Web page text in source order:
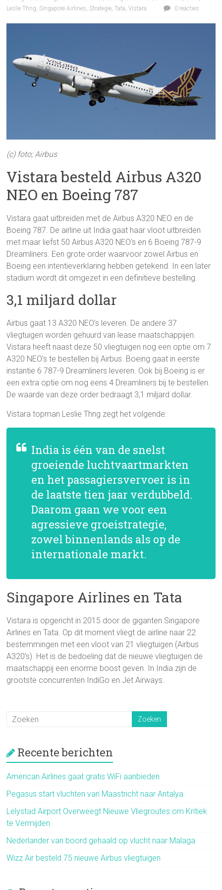
Leslie Thng, Singapore Airlines, Strategie,Tata,Vistara 0 reacties
(c) foto; Airbus
Vistara besteld Airbus A320
NEO en Boeing 787
Vistara gaat uitbreiden met de Airbus A320 NEO en de
Boeing 787. De airline uit India gaat haar vloot uitbreiden
met maar liefst 50 Airbus A320 NEO’s en 6 Boeing 787-9
Dreamliners. Een grote order waarvoor zowel Airbus en
Boeing een intentieverklaring hebben getekend. In een later
stadium wordt dit omgezet in een definitieve bestelling.
3,1 miljard dollar
Airbus gaat 13 A320 NEO’s leveren. De andere 37
vliegtuigen worden gehuurd van lease maatschappijen.
Vistara heeft naast deze 50 vliegtuigen nog een optie om 7
A320 NEO’s te bestellen bij Airbus. Boeing gaat in eerste
instantie 6 787-9 Dreamliners leveren. Ook bij Boeing is er
een extra optie om nog eens 4 Dreamliners bij te bestellen.
De waarde van deze order bedraagt 3,1 miljard dollar.
Vistara topman Leslie Thng zegt het volgende:
India is één van de snelst
groeiende luchtvaartmarkten
en het passagiersvervoer is in
de laatste tien jaar verdubbeld.
Daarom gaan we voor een
agressieve groeistrategie,
zowel binnenlands als op de
internationale markt.
Singapore Airlines en Tata
Vistara is opgericht in 2015 door de giganten Singapore
Airlines en Tata. Op dit moment vliegt de airline naar 22
bestemmingen met een vloot van 21 vliegtuigen (Airbus
A320’s). Het is de bedoeling dat de nieuwe vliegtuigen de
maatschappij een enorme boost geven. In India zijn de
grootste concurrenten IndiGo en Jet Airways.
Recente berichten
American Airlines gaat gratis WiFi aanbieden
Pegasus start vluchten van Maastricht naar Antalya
Lelystad Airport Overweegt Nieuwe Vliegroutes om Kritiek
te Vermijden
Nederlander van boord gehaald op vlucht naar Malaga
Wizz Air besteld 75 nieuwe Airbus vliegtuigen